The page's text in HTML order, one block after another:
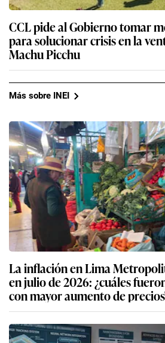
CCL pide al Gobierno tomar
para solucionar crisis en la
Machu Picchu
Más sobre INEI
La inflación en Lima
en julio de 2026: ¿cuáles
con mayor aumento de